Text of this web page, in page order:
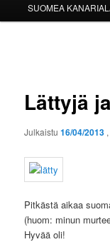
SUOMEA
Lättyjä
Julkaistu16/04/2013
Pitkästä aikaa
(huom: minun
Hyvää oli!